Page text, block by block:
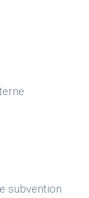
subvention